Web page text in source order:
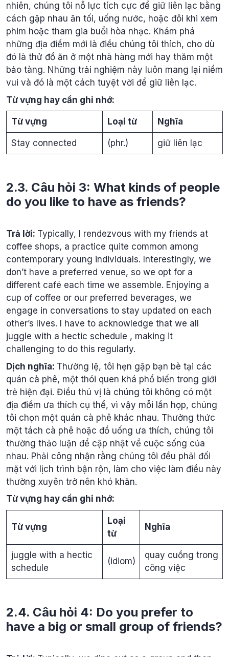
nhiên, chúng tôi nỗ lực tích cực để giữ liên lạc bằng
cách gặp nhau ăn tối, uống nước, hoặc đôi khi xem
phim hoặc tham gia buổi hòa nhạc. Khám phá
những địa điểm mới là điều chúng tôi thích, cho dù
đó là thử đồ ăn ở một nhà hàng mới hay thăm một
bảo tàng. Những trải nghiệm này luôn mang lại niềm
vui và đó là một cách tuyệt vời để giữ liên lạc.
Từ vựng hay cần ghi nhớ:
Từ vựng Loại từ Nghĩa
Stay connected (phr.) giữ liên lạc
2.3. Câu hỏi 3: What kinds of people
do you like to have as friends?
Trả lời: Typically, I rendezvous with my friends at
coffee shops, a practice quite common among
contemporary young individuals. Interestingly, we
don’t have a preferred venue, so we opt for a
different café each time we assemble. Enjoying a
cup of coffee or our preferred beverages, we
engage in conversations to stay updated on each
other’s lives. I have to acknowledge that we all
juggle with a hectic schedule , making it
challenging to do this regularly.
Dịch nghĩa: Thường lệ, tôi hẹn gặp bạn bè tại các
quán cà phê, một thói quen khá phổ biến trong giới
trẻ hiện đại. Điều thú vị là chúng tôi không có một
địa điểm ưa thích cụ thể, vì vậy mỗi lần họp, chúng
tôi chọn một quán cà phê khác nhau. Thưởng thức
một tách cà phê hoặc đồ uống ưa thích, chúng tôi
thường thảo luận để cập nhật về cuộc sống của
nhau. Phải công nhận rằng chúng tôi đều phải đối
mặt với lịch trình bận rộn, làm cho việc làm điều này
thường xuyên trở nên khó khăn.
Từ vựng hay cần ghi nhớ:
Từ vựng
Loại
từ
Nghĩa
juggle with a hectic
schedule
(idiom)
quay cuồng trong
công việc
2.4. Câu hỏi 4: Do you prefer to
have a big or small group of friends?